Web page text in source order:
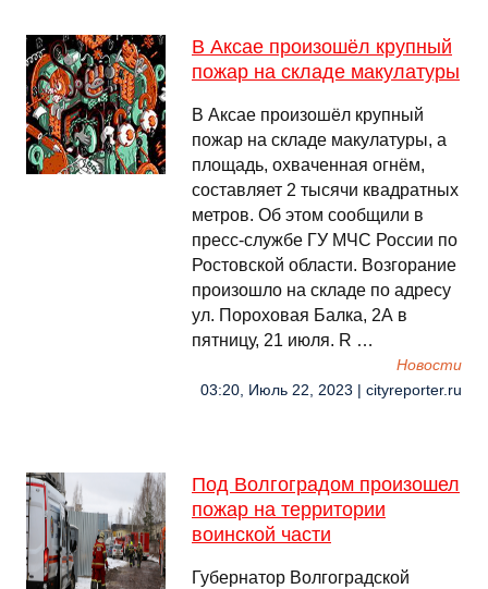
В Аксае произошёл крупный
пожар на складе макулатуры
В Аксае произошёл крупный
пожар на складе макулатуры, а
площадь, охваченная огнём,
составляет 2 тысячи квадратных
метров. Об этом сообщили в
пресс-службе ГУ МЧС России по
Ростовской области. Возгорание
произошло на складе по адресу
ул. Пороховая Балка, 2А в
пятницу, 21 июля. R …
Новости
03:20, Июль 22, 2023 | cityreporter.ru
Под Волгоградом произошел
пожар на территории
воинской части
Губернатор Волгоградской